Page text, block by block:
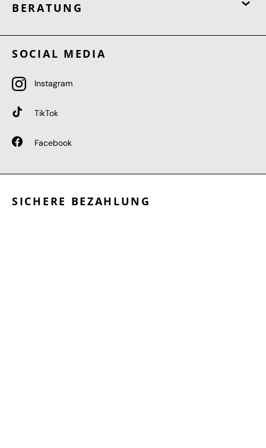
BERATUNG
SOCIAL MEDIA
Instagram
TikTok
Facebook
SICHERE BEZAHLUNG